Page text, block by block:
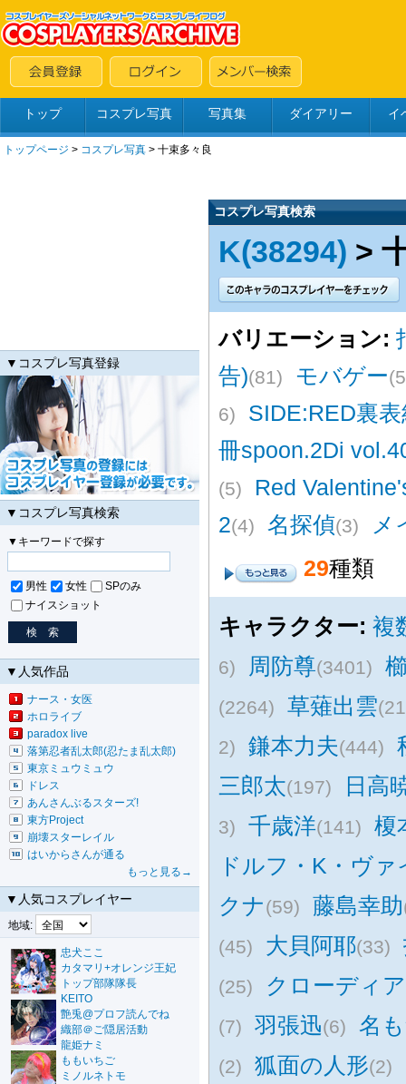
トップ コスプレ写真 写真集 ダイアリー イ
トップページ > コスプレ写真 > 十束多々良
▼コスプレ写真登録
▼コスプレ写真検索
▼キーワードで探す
男性 女性
SPのみ
ナイスショット
▼人気作品
ナース・女医
ホロライブ
paradox live
落第忍者乱太郎(忍たま乱太郎)
東京ミュウミュウ
ドレス
あんさんぶるスターズ!
東方Project
崩壊スターレイル
はいからさんが通る
もっと見る→
▼人気コスプレイヤー
地域:
忠犬ここ
カタマリ+オレンジ王妃
トップ部隊隊長
KEITO
艶兎@プロフ読んでね
織部＠ご隠居活動
龍姫ナミ
ももいちご
ミノルネトモ
コスプレ写真検索
K(38294) >
バリエーション:
告)(81) モバゲー
6)
SIDE:RED裏
冊spoon.2Di
(5)
Red
2(4) 名探偵(3)
メ
29種類
キャラクター: 複
6) 周防尊(3401)
(2264) 草薙出雲
2)
鎌本力夫(444)
三郎太(197) 日高
3) 千歳洋(141)
榎
ドルフ・K・ヴ
クナ(59) 藤島幸助
(45)
大貝阿耶(33)
(25) クローディ
(7) 羽張迅(6) 名
(2) 狐面の人形(2)